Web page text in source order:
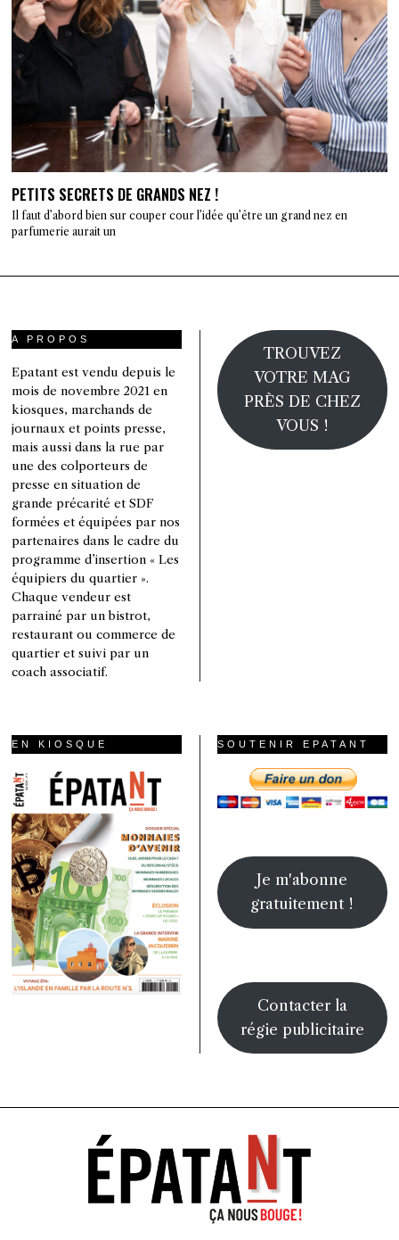
PETITS SECRETS DE GRANDS NEZ !
Il faut d’abord bien sur couper cour l’idée qu’être un grand nez en
parfumerie aurait un
A PROPOS
Epatant est vendu depuis le
mois de novembre 2021 en
kiosques, marchands de
journaux et points presse,
mais aussi dans la rue par
une des colporteurs de
presse en situation de
grande précarité et SDF
formées et équipées par nos
partenaires dans le cadre du
programme d’insertion « Les
équipiers du quartier ».
Chaque vendeur est
parrainé par un bistrot,
restaurant ou commerce de
quartier et suivi par un
coach associatif.
TROUVEZ
VOTRE MAG
PRÈS DE CHEZ
VOUS !
EN KIOSQUE SOUTENIR EPATANT
Je m'abonne
gratuitement !
Contacter la
régie publicitaire